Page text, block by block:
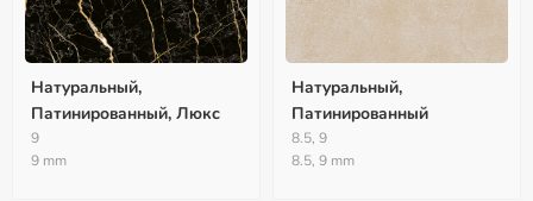
Натуральный,
Патинированный, Люкс
9
9 mm
Натуральный,
Патинированный
8.5, 9
8.5, 9 mm